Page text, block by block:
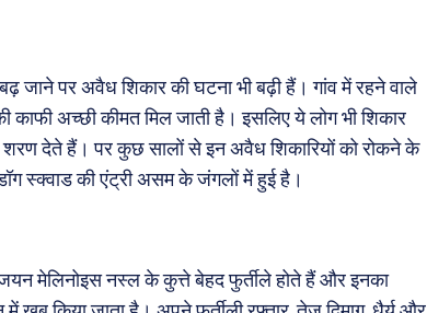
जाने पर अवैध शिकार की घटना भी बढ़ी हैं। गांव में रहने वाले
काफी अच्छी कीमत मिल जाती है। इसलिए ये लोग भी शिकार
शरण देते हैं। पर कुछ सालों से इन अवैध शिकारियों को रोकने के
स्क्वाड की एंट्री असम के जंगलों में हुई है।
मेलिनोइस नस्ल के कुत्ते बेहद फुर्तीले होते हैं और इनका